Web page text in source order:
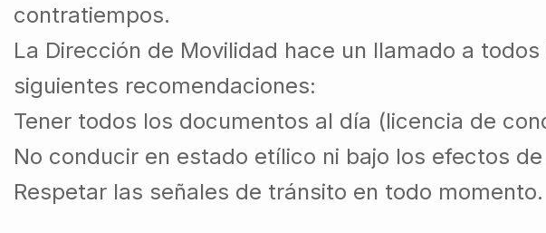
contratiempos.
La Dirección de Movilidad hace un llamado a
siguientes recomendaciones:
Tener todos los documentos al día (licencia de
No conducir en estado etílico ni bajo los efectos
Respetar las señales de tránsito en todo momento.